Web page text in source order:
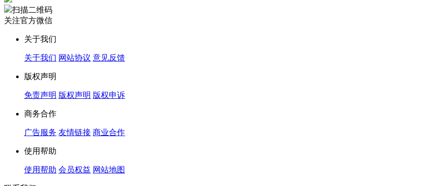
扫描二维码
关注官方微信
关于我们
关于我们 网站协议 意见反馈
版权声明
免责声明 版权声明 版权申诉
商务合作
广告服务 友情链接 商业合作
使用帮助
使用帮助 会员权益 网站地图